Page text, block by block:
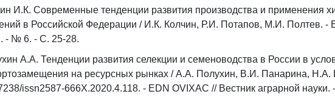
И.К. Современные тенденции развития производства и применения
в Российской Федерации / И.К. Колчин, Р.И. Потапов, М.И. Полтев. -
- № 6. - С. 25-28.
А.А. Тенденции развития селекции и семеноводства в России в
на ресурсных рынках / А.А. Полухин, В.И. Панарина, Н.А.
issn2587-666X.2020.4.118. - EDN OVIXAC // Вестник аграрной